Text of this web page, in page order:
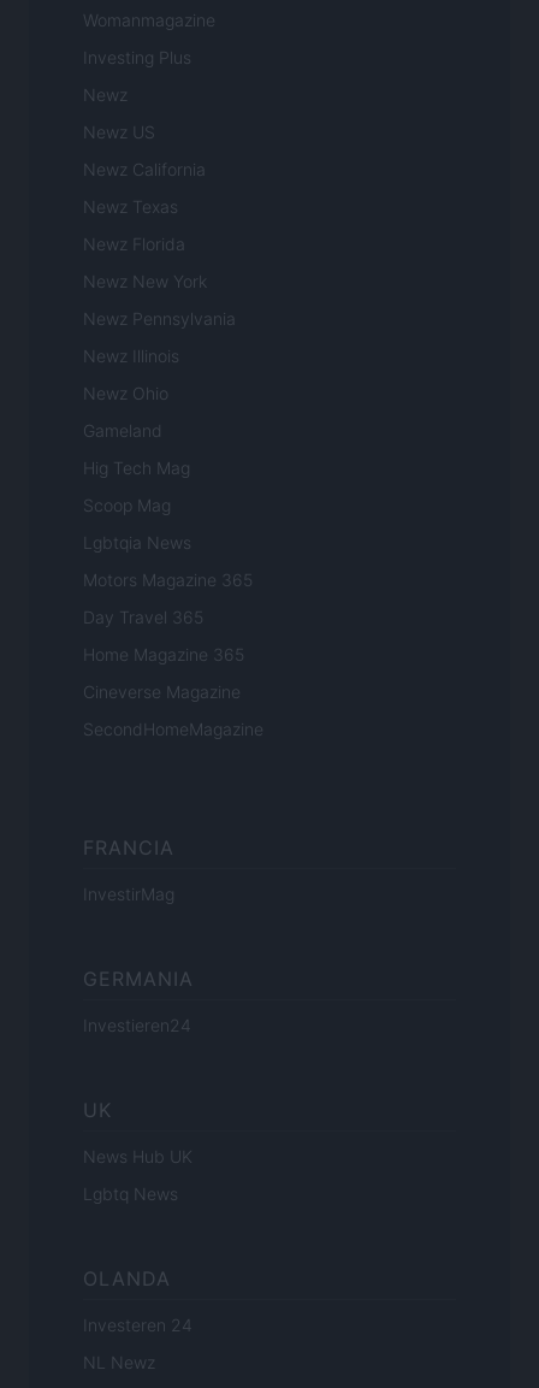
Womanmagazine
Investing Plus
Newz
Newz US
Newz California
Newz Texas
Newz Florida
Newz New York
Newz Pennsylvania
Newz Illinois
Newz Ohio
Gameland
Hig Tech Mag
Scoop Mag
Lgbtqia News
Motors Magazine 365
Day Travel 365
Home Magazine 365
Cineverse Magazine
SecondHomeMagazine
FRANCIA
InvestirMag
GERMANIA
Investieren24
UK
News Hub UK
Lgbtq News
OLANDA
Investeren 24
NL Newz